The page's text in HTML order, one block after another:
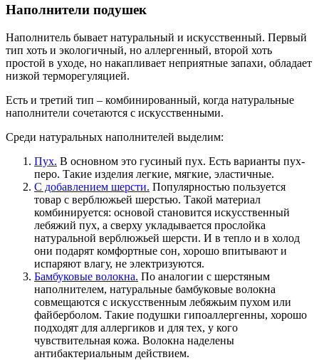
Наполнители подушек
Наполнитель бывает натуральный и искусственный. Первый
тип хоть и экологичный, но аллергенный, второй хоть
простой в уходе, но накапливает неприятные запахи, обладает
низкой терморегуляцией.
Есть и третий тип – комбинированный, когда натуральные
наполнители сочетаются с искусственными.
Среди натуральных наполнителей выделим:
Пух. В основном это гусиный пух. Есть варианты пух-
перо. Такие изделия легкие, мягкие, эластичные.
С добавлением шерсти. Популярностью пользуется
товар с верблюжьей шерстью. Такой материал
комбинируется: основой становится искусственный
лебяжий пух, а сверху укладывается прослойка
натуральной верблюжьей шерсти. И в тепло и в холод
они подарят комфортные сон, хорошо впитывают и
испаряют влагу, не электризуются.
Бамбуковые волокна. По аналогии с шерстяным
наполнителем, натуральные бамбуковые волокна
совмещаются с искусственным лебяжьим пухом или
файберболом. Такие подушки гипоаллергенны, хорошо
подходят для аллергиков и для тех, у кого
чувствительная кожа. Волокна наделены
антибактериальным действием.